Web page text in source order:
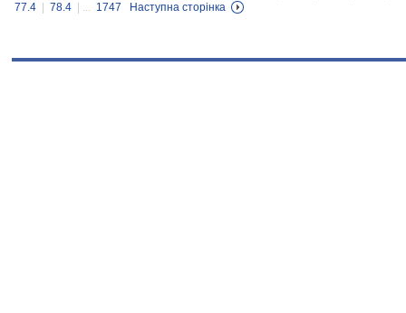
77.4
78.4 | ... 1747 Наступна сторінка